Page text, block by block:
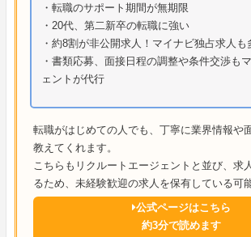
・転職のサポート期間が無期限
・20代、第二新卒の転職に強い
・約8割が非公開求人！マイナビ独占求人も
・書類応募、面接日程の調整や条件交渉も
ェントが代行
転職がはじめての人でも、丁寧に業界情報や
教えてくれます。
こちらもリクルートエージェントと並び、求
るため、未経験歓迎の求人を保有している可
公式ページはこちら
約3分で読めます